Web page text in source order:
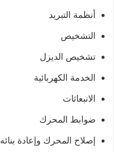
أنظمة التبريد
التشخيص
تشخيص الديزل
الخدمة الكهربائية
الانبعاثات
ضوابط المحرك
إصلاح المحرك وإعادة بنائه